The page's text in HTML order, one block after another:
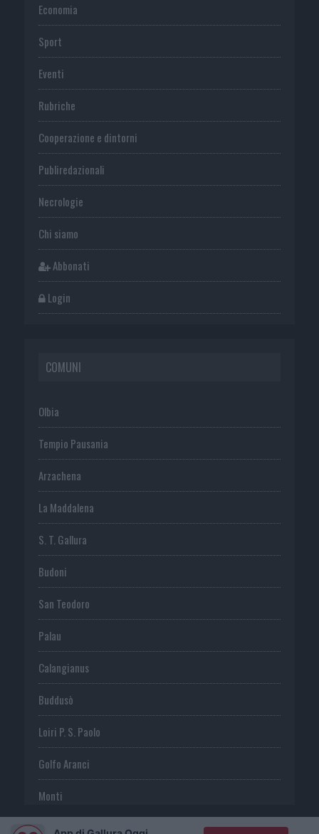
Economia
Sport
Eventi
Rubriche
Cooperazione e dintorni
Publiredazionali
Necrologie
Chi siamo
Abbonati
Login
COMUNI
Olbia
Tempio Pausania
Arzachena
La Maddalena
S. T. Gallura
Budoni
San Teodoro
Palau
Calangianus
Buddusò
Loiri P. S. Paolo
Golfo Aranci
Monti
Telti